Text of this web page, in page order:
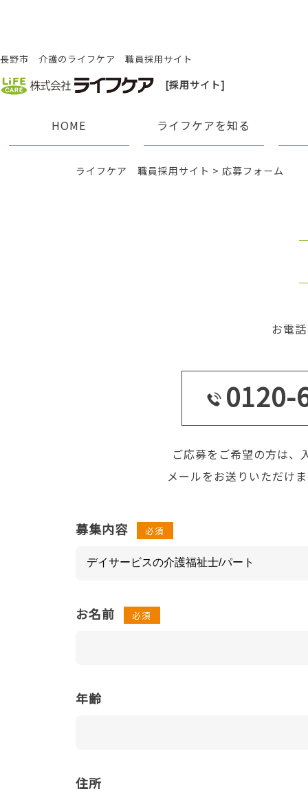
長野市 介護のライフケア 職員採用サイト
[採用サイト]
HOME ライフケアを知る
ライフケア 職員採用サイト > 応募フォーム
お電
0120-
ご応募をご希望の方は、
メールをお送りいただけ
募集内容 必須
お名前 必須
年齢
住所